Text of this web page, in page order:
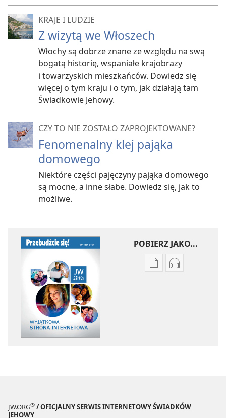
KRAJE I LUDZIE
Z wizytą we Włoszech
Włochy są dobrze znane ze względu na swą
bogatą historię, wspaniałe krajobrazy
i towarzyskich mieszkańców. Dowiedz się
więcej o tym kraju i o tym, jak działają tam
Świadkowie Jehowy.
CZY TO NIE ZOSTAŁO ZAPROJEKTOWANE?
Fenomenalny klej pająka
domowego
Niektóre części pajęczyny pająka domowego
są mocne, a inne słabe. Dowiedz się, jak to
możliwe.
POBIERZ JAKO...
UstawieniaUstawienia
JW.ORG® / OFICJALNY SERWIS INTERNETOWY ŚWIADKÓW
JEHOWY